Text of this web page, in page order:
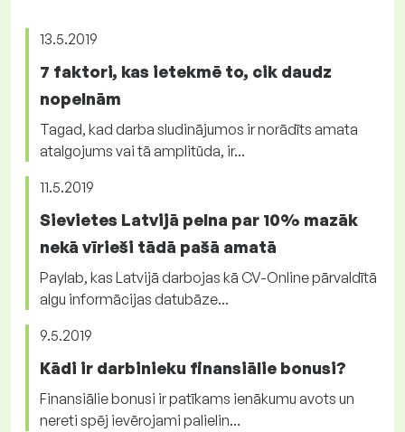
13.5.2019
7 faktori, kas ietekmē to, cik daudz
nopelnām
Tagad, kad darba sludinājumos ir norādīts amata
atalgojums vai tā amplitūda, ir...
11.5.2019
Sievietes Latvijā pelna par 10% mazāk
nekā vīrieši tādā pašā amatā
Paylab, kas Latvijā darbojas kā CV-Online pārvaldītā
algu informācijas datubāze...
9.5.2019
Kādi ir darbinieku finansiālie bonusi?
Finansiālie bonusi ir patīkams ienākumu avots un
nereti spēj ievērojami palielin...